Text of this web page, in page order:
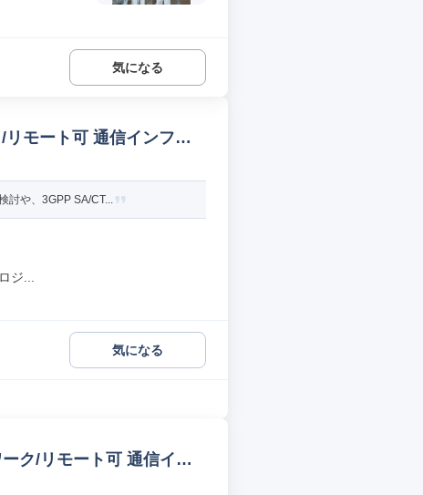
気になる
モート可 通信インフラ
討や、3GPP SA/CT...
ジ...
気になる
ク/リモート可 通信イン